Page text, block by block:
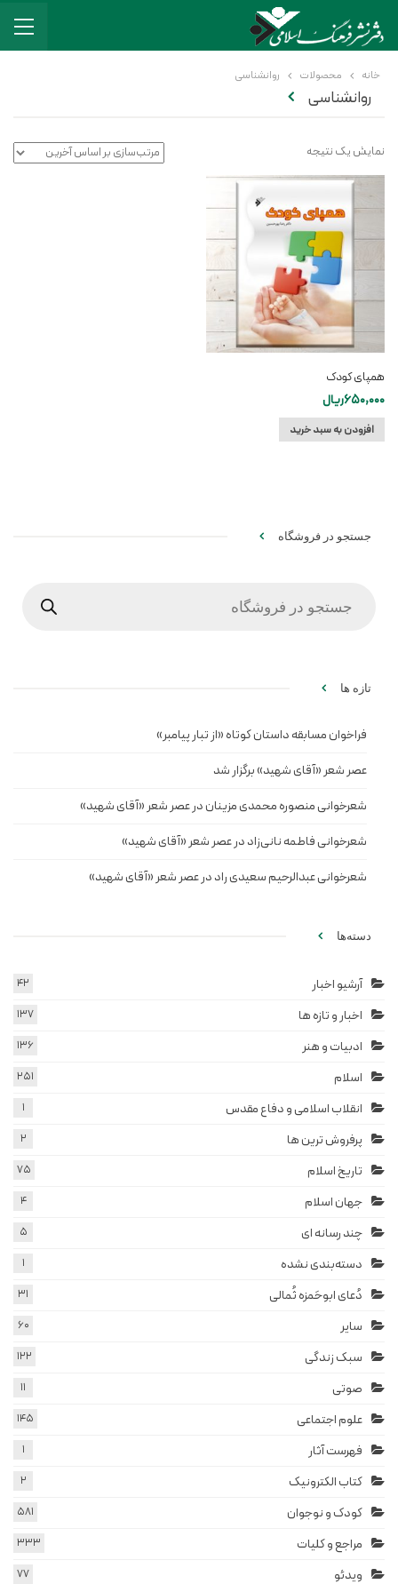
خانه محصولات روانشناسی
روانشناسی
نمایش یک نتیجه
همپای کودک
650,000ریال
افزودن به سبد خرید
جستجو در فروشگاه
تازه ها
فراخوان مسابقه داستان کوتاه «از تبار پیامبر»
عصر شعر «آقای شهید» برگزار شد
شعرخوانی منصوره محمدی مزینان در عصر شعر «آقای شهید»
شعرخوانی فاطمه نانی‌زاد در عصر شعر «آقای شهید»
شعرخوانی عبدالرحیم سعیدی راد در عصر شعر «آقای شهید»
دسته‌ها
آرشیو اخبار 42
اخبار و تازه ها 137
ادبیات و هنر 136
اسلام 251
انقلاب اسلامی و دفاع مقدس 1
پرفروش ترین ها 2
تاریخ اسلام 75
جهان اسلام 4
چند رسانه ای 5
دسته‌بندی نشده 1
دُعای ابوحَمزه ثُمالی 31
سایر 60
سبک زندگی 122
صوتی 11
علوم اجتماعی 145
فهرست آثار 1
کتاب الکترونیک 2
کودک و نوجوان 581
مراجع و کلیات 333
ویدئو 77